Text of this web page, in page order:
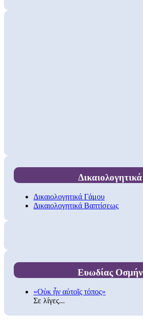
Δικαιολογητικά
Δικαιολογητικά Γάμου
Δικαιολογητικά Βαπτίσεως
Ευωδίας Οσμήν
«Οὐκ ἦν αὐτοῖς τόπος»
Σε λίγες...